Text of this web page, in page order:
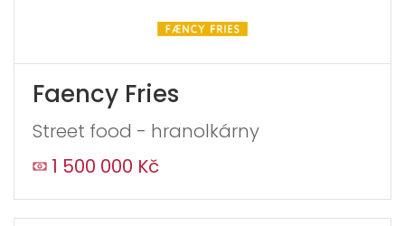
Faency Fries
Street food - hranolkárny
1 500 000 Kč